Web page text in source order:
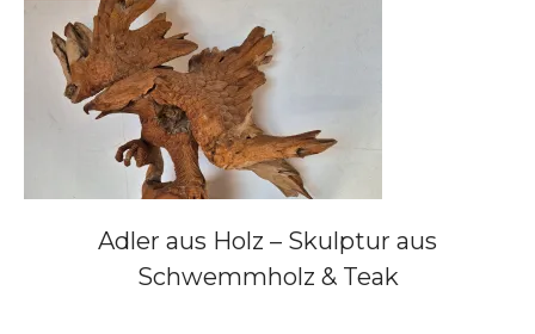
Adler aus Holz – Skulptur aus
Schwemmholz & Teak